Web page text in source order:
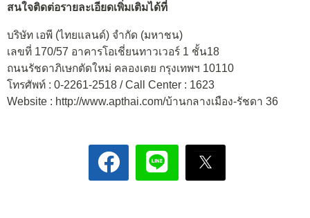
สนใจติดต่อรายละเอียดเพิ่มเติมได้ที่
บริษัท เอพี (ไทยแลนด์) จำกัด (มหาชน)
เลขที่ 170/57 อาคารโอเชี่ยนทาวเวอร์ 1 ชั้น18
ถนนรัชดาภิเษกตัดใหม่ คลองเตย กรุงเทพฯ 10110
โทรศัพท์ : 0-2261-2518 / Call Center : 1623
Website : http://www.apthai.com/บ้านกลางเมือง-รัชดา 36